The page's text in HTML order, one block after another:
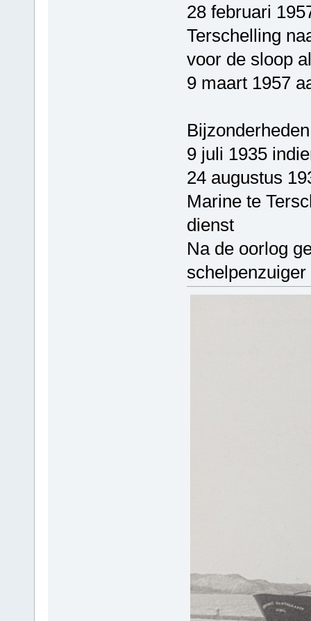
28 februari
Terschelling
voor de sloop
9 maart 1957
Bijzonderheden
9 juli 1935
24 augustus
Marine te
dienst
Na de oorlog